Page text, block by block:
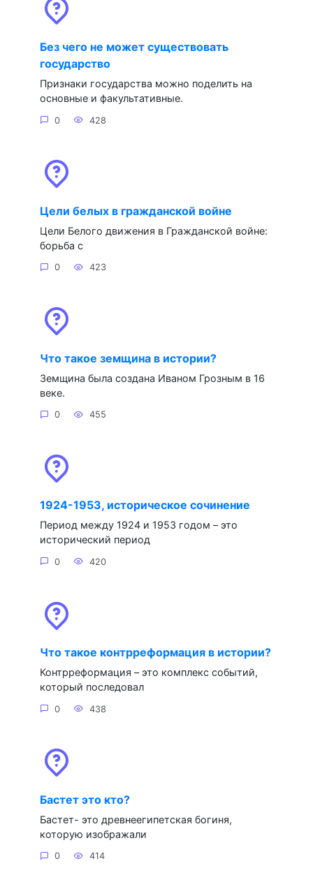
Без чего не может существовать
государство
Признаки государства можно поделить на
основные и факультативные.
0 428
Цели белых в гражданской войне
Цели Белого движения в Гражданской войне:
борьба с
0 423
Что такое земщина в истории?
Земщина была создана Иваном Грозным в 16
веке.
0 455
1924-1953, историческое сочинение
Период между 1924 и 1953 годом – это
исторический период
0 420
Что такое контрреформация в истории?
Контрреформация – это комплекс событий,
который последовал
0 438
Бастет это кто?
Бастет- это древнеегипетская богиня,
которую изображали
0 414